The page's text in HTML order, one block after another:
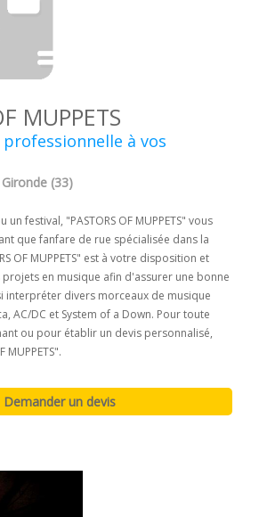
MUPPETS
à vos
(33)
festival, "PASTORS OF MUPPETS" vous
que fanfare de rue spécialisée dans la
OF MUPPETS" est à votre disposition et
en musique afin d'assurer une bonne
interpréter divers morceaux de musique
AC/DC et System of a Down. Pour toute
ou pour établir un devis personnalisé,
MUPPETS".